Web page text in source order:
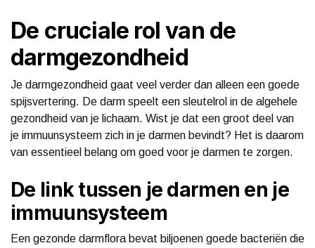
De cruciale rol van de
darmgezondheid
Je darmgezondheid gaat veel verder dan alleen een goede
spijsvertering. De darm speelt een sleutelrol in de algehele
gezondheid van je lichaam. Wist je dat een groot deel van
je immuunsysteem zich in je darmen bevindt? Het is daarom
van essentieel belang om goed voor je darmen te zorgen.
De link tussen je darmen en je
immuunsysteem
Een gezonde darmflora bevat biljoenen goede bacteriën die